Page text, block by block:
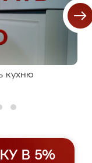
кухню
В 5%